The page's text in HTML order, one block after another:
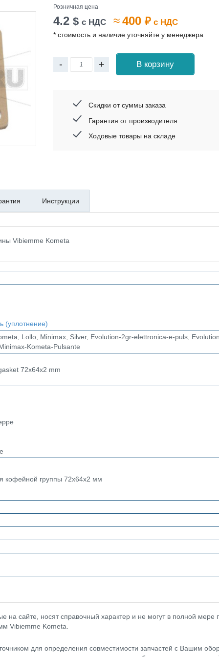
Розничная цена
4.2 $ с НДС ≈400 ₽ с НДС
* стоимость и наличие уточняйте у менеджера
- + В корзину
Скидки от суммы заказа
Гарантия от производителя
Ходовые товары на складе
Инструкции
Vibiemme Kometa
(уплотнение)
Lollo, Minimax, Silver, Evolution-2gr-elettronica-e-puls,
Kometa-Pulsante
72x64x2 mm
кофейной группы 72x64x2 мм
сайте, носят справочный характер и не могут в полной
Vibiemme Kometa.
для определения совместимости запчастей с Вашим